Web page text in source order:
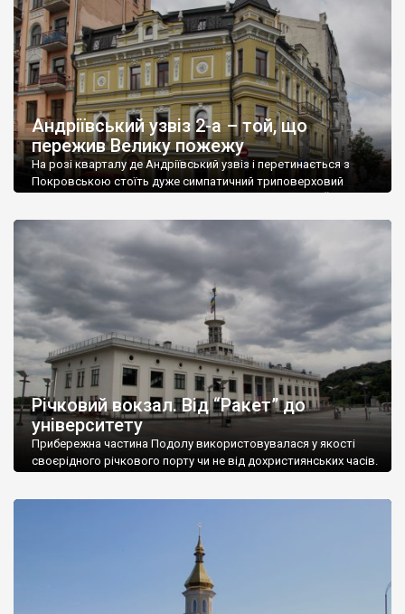
під час сумнозвісної Великої […]
Андріївський узвіз 2-а – той, що
пережив Велику пожежу
На розі кварталу де Андріївський узвіз і перетинається з
Покровською стоїть дуже симпатичний триповерховий
споруд, що пережила Велику подільську пожежу 1811 року.
Колись він належав купцю 2 гільдії Пилипу Лакерді, який у
1813—1814 роках був бургомістром, […]
Річковий вокзал. Від “Ракет” до
університету
Прибережна частина Подолу використовувалася у якості
своєрідного річкового порту чи не від дохристиянських часів.
другорядними шляхами сполучення. Втім говорити що тоді
тут був порт – досить складно. Це було хаотичне
нагромадження різноманітних […]